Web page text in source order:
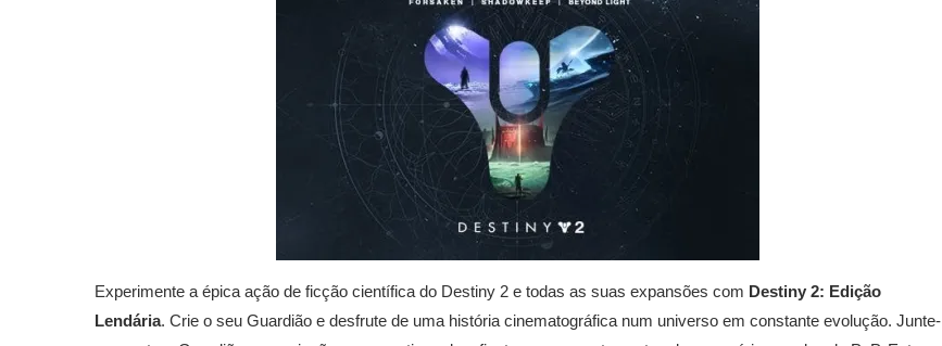
Experimente a épica ação de ficção científica do Destiny 2 e todas as suas expansões com Destiny 2: Edição
Lendária. Crie o seu Guardião e desfrute de uma história cinematográfica num universo em constante evolução. Junte-